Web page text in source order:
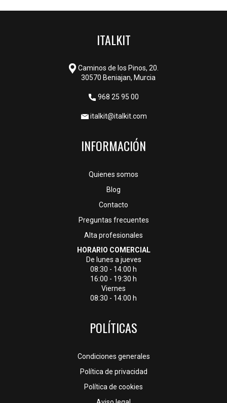
ITALKIT
Caminos de los Pinos, 20.
30570 Beniajan, Murcia
968 25 95 00
italkit@italkit.com
INFORMACIÓN
Quienes somos
Blog
Contacto
Preguntas frecuentes
Alta profesionales
HORARIO COMERCIAL
De lunes a jueves
08:30 - 14:00 h
16:00 - 19:30 h
Viernes
08:30 - 14:00 h
POLÍTICAS
Condiciones generales
Política de privacidad
Política de cookies